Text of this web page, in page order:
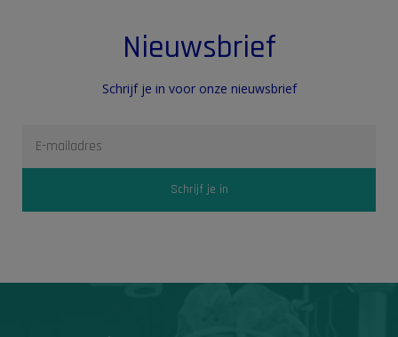
Nieuwsbrief
Schrijf je in voor onze nieuwsbrief